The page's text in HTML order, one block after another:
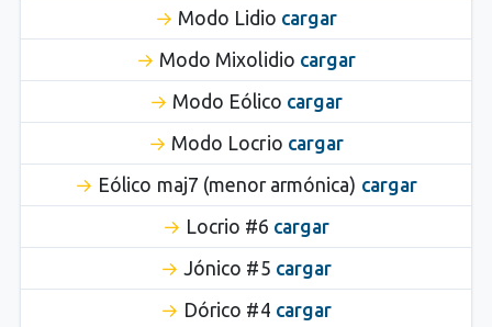
Modo Lidio cargar
Modo Mixolidio cargar
Modo Eólico cargar
Modo Locrio cargar
Eólico maj7 (menor armónica) cargar
Locrio #6 cargar
Jónico #5 cargar
Dórico #4 cargar